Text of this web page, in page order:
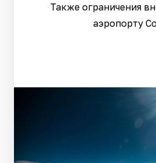
Также ограничения
аэропорту